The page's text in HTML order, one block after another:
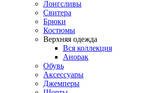
Лонгсливы
Свитера
Брюки
Костюмы
Верхняя одежда
Вся коллекция
Анорак
Обувь
Аксессуары
Джемперы